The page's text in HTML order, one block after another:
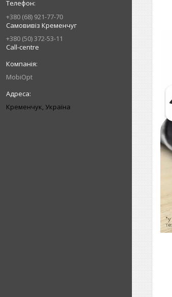
+380 (68) 921-77-70
Самовивіз Кременчуг
+380 (50) 372-53-11
Call-centre
MobiOpt
Кременчук, Україна